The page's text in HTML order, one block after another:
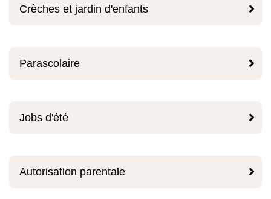

Crèches et jardin d'enfants

Parascolaire

Jobs d'été

Autorisation parentale